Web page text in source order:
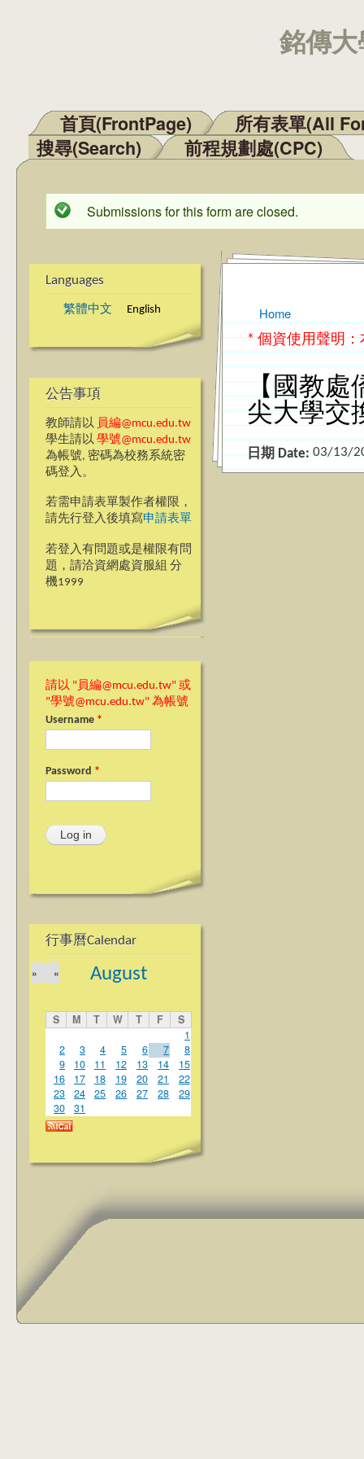
銘傳
Main menu
首頁(FrontPage)
所有表單(All
搜尋(Search)
前程規劃處(CPC)
Status message
Submissions for this form are closed.
Languages
繁體中文 English
公告事項
教師請以 員編@mcu.edu.tw
學生請以 學號@mcu.edu.tw
為帳號, 密碼為校務系統密
碼登入。
若需申請表單製作者權限，
請先行登入後填寫申請表單
若登入有問題或是權限有問
題，請洽資網處資服組 分
機1999
請以 "員編@mcu.edu.tw" 或
"學號@mcu.edu.tw" 為帳號
Username *
Password *
行事曆Calendar
August
«
»
S M T W T F
S
1
2
3 4 5 6 7
8
9
10 11 12 13 14
15
16
17 18 19 20 21
22
23
24 25 26 27 28
29
30
31
You are here
Home
* 個資使用聲明
【國教處
尖大學交
日期 Date:03/13/